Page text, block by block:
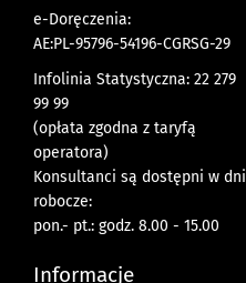
e-Doręczenia:
AE:PL-95796-54196-CGRSG-29
Infolinia Statystyczna: 22 279
99 99
(opłata zgodna z taryfą
operatora)
Konsultanci są dostępni w dni
robocze:
pon.- pt.: godz. 8.00 - 15.00
Informacje